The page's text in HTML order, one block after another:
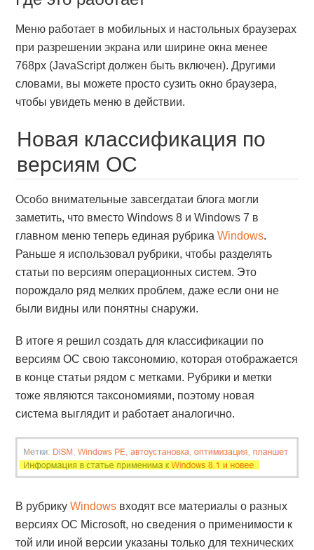
Меню работает в мобильных и настольных браузерах
при разрешении экрана или ширине окна менее
768px (JavaScript должен быть включен). Другими
словами, вы можете просто сузить окно браузера,
чтобы увидеть меню в действии.
Новая классификация по
версиям ОС
Особо внимательные завсегдатаи блога могли
заметить, что вместо Windows 8 и Windows 7 в
главном меню теперь единая рубрикаWindows.
Раньше я использовал рубрики, чтобы разделять
статьи по версиям операционных систем. Это
порождало ряд мелких проблем, даже если они не
были видны или понятны снаружи.
В итоге я решил создать для классификации по
версиям ОС свою таксономию, которая отображается
в конце статьи рядом с метками. Рубрики и метки
тоже являются таксономиями, поэтому новая
система выглядит и работает аналогично.
В рубрикуWindows входят все материалы о разных
версиях ОС Microsoft, но сведения о применимости к
той или иной версии указаны только для технических